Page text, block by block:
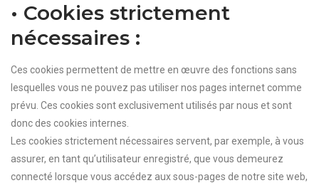
• Cookies strictement
nécessaires :
Ces cookies permettent de mettre en œuvre des fonctions sans
lesquelles vous ne pouvez pas utiliser nos pages internet comme
prévu. Ces cookies sont exclusivement utilisés par nous et sont
donc des cookies internes.
Les cookies strictement nécessaires servent, par exemple, à vous
assurer, en tant qu’utilisateur enregistré, que vous demeurez
connecté lorsque vous accédez aux sous-pages de notre site web,